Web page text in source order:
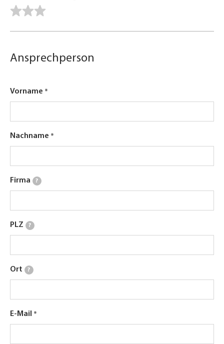
Ansprechperson
Vorname
Nachname
Firma ?
PLZ ?
Ort ?
E-Mail